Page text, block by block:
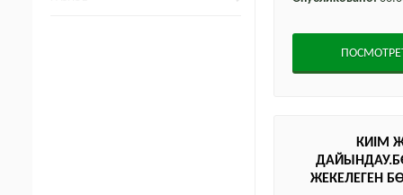
КИІМ
ЖЕКЕЛЕГЕН